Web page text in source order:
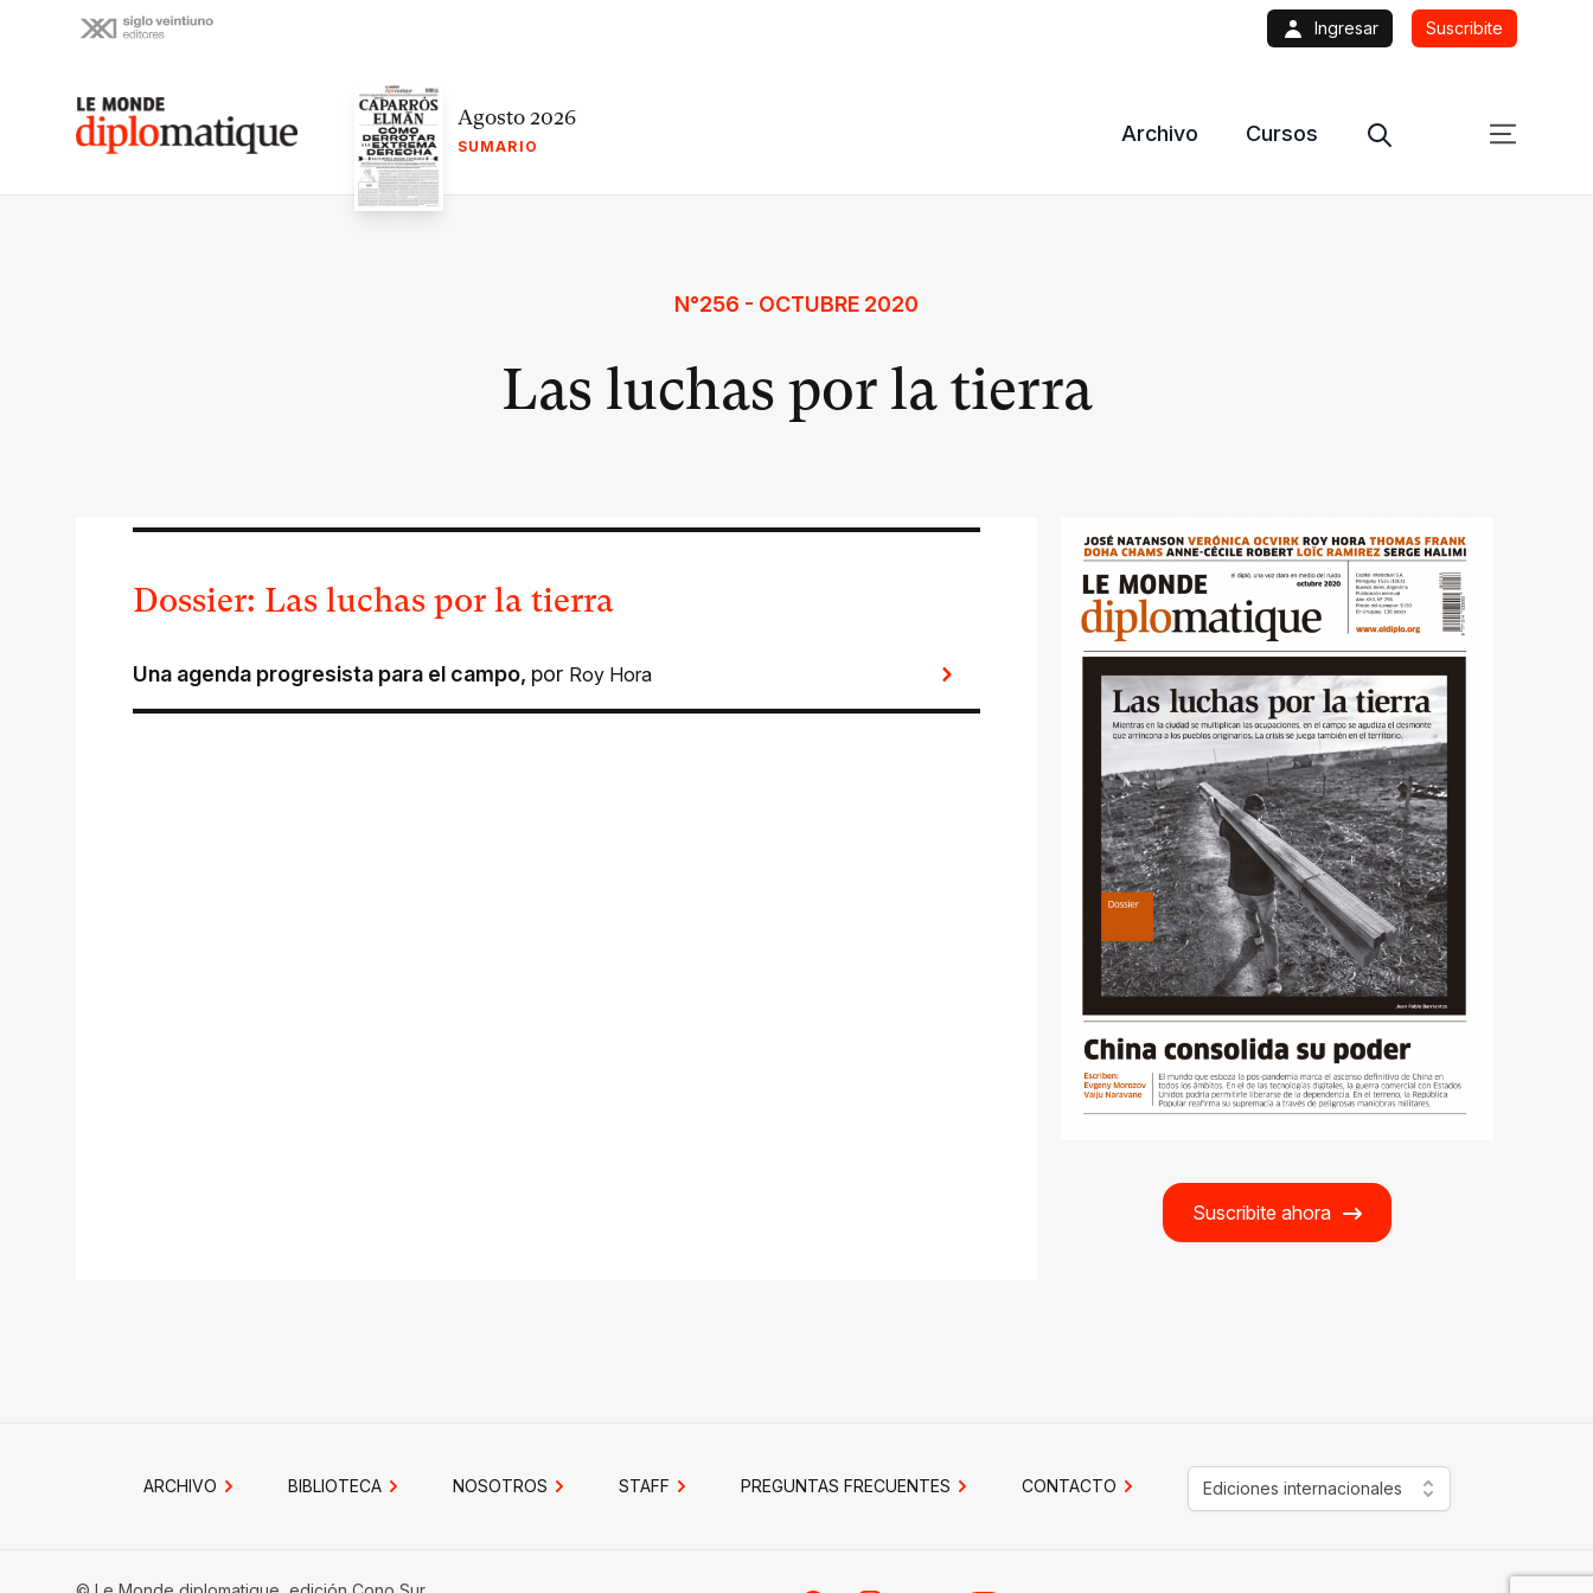
Ingresar Suscribite
Le monde diplomatique Agosto 2026
SUMARIO
Archivo Cursos
N°256 - OCTUBRE 2020
Las luchas por la tierra
Suscribite ahora
Dossier: Las luchas por la tierra
Una agenda progresista para el campo, por Roy Hora
ARCHIVO BIBLIOTECA NOSOTROS STAFF PREGUNTAS FRECUENTES CONTACTO Ediciones internacionales